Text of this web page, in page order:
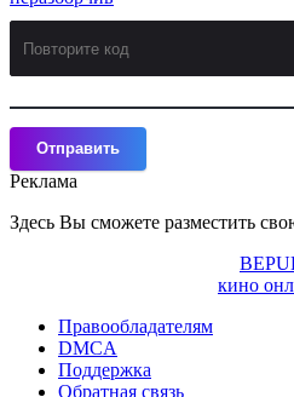
Отправить
Реклама
Здесь Вы сможете разместить
BE
кино
Правообладателям
DMCA
Поддержка
Обратная связь